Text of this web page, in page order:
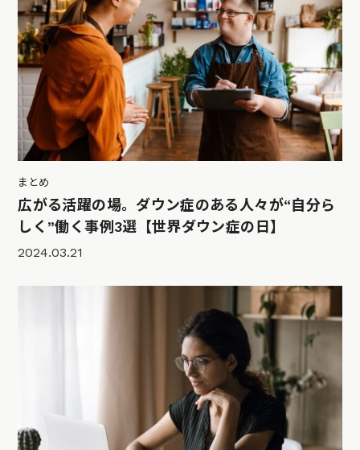
まとめ
広がる活躍の場。ダウン症のある人々が“自分ら
しく”働く事例3選【世界ダウン症の日】
2024.03.21